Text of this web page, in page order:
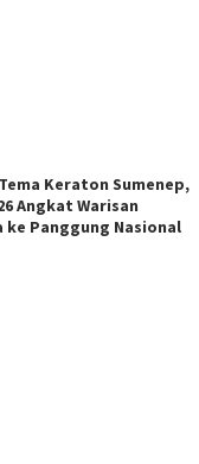
Keraton Sumenep,
Angkat Warisan
ke Panggung Nasional